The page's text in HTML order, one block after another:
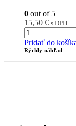
0 out of 5
15,50 € s DPH
Pridať do
Rýchly náhľad